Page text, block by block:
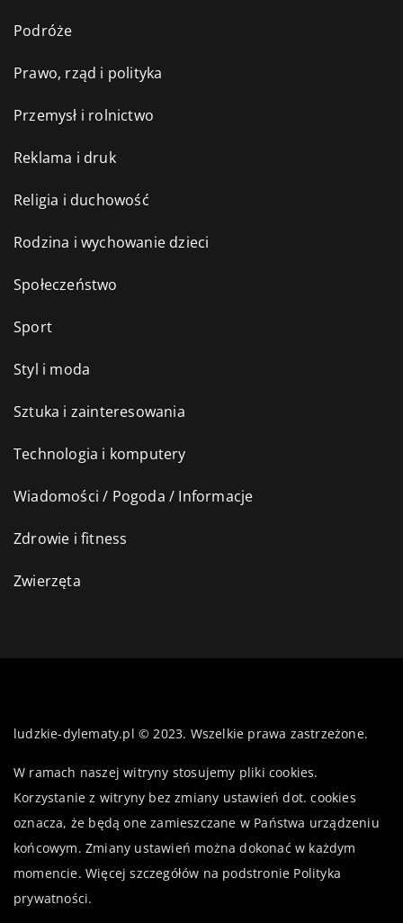
Podróże
Prawo, rząd i polityka
Przemysł i rolnictwo
Reklama i druk
Religia i duchowość
Rodzina i wychowanie dzieci
Społeczeństwo
Sport
Styl i moda
Sztuka i zainteresowania
Technologia i komputery
Wiadomości / Pogoda / Informacje
Zdrowie i fitness
Zwierzęta
ludzkie-dylematy.pl © 2023. Wszelkie prawa zastrzeżone.
W ramach naszej witryny stosujemy pliki cookies.
Korzystanie z witryny bez zmiany ustawień dot. cookies
oznacza, że będą one zamieszczane w Państwa urządzeniu
końcowym. Zmiany ustawień można dokonać w każdym
momencie. Więcej szczegółów na podstronie Polityka
prywatności.